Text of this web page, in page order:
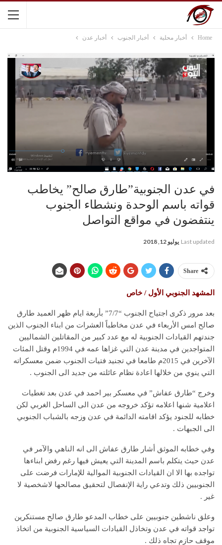
Home أخبار محلية أخبار الجنوب أخبار عدن
في عدن الجنوبية”طارق صالح” يخاطب
قواته باسم الوحدة ونشطاء الجنوب
ينتفضون في مواقع التواصل
Last updated يوليو 12, 2018
Share
المشهد الجنوبي الأول / خاص
بعد مرور ذكرى اجتياح الجنوب “7/7” بأربعة ايام ظهر العميد طارق
صالح امس الأربعاء في عدن مخاطباً العشرات من ابناء الجنوب الذين
جندتهم القيادات الجنوبية له مع عدد كبير من المقاتلين الشماليين
المتواجدين في مدينة عدن التي غزاها عمه في 1994م وقتل المئات
الآخرين في 2015م طامعا في تجنيد فتيات الجنوب ضمن معسكراته
التي ينوي من خلالها اعادة نظام عائلته من جديد الى الجنوب .
وخرج “طارق عفاش” في معسكر بير احمد في عدن بعد تغطيات
اعلامية شنها اعلامه تؤكد خروجه من عدن الى الساحل الغربي لكن
خطابه للجنود يؤكد اقامته الدائمة في عدن وزجه بالشباب الجنوبي
الى الجبهات .
وفي خطابه الموثق أشار طارق عفاش الى انه الناهي والآمر في
عدن حيث يتكلم باسم المدينة التي يعيش فيها رغم رفض ابناءها
تواجده بها الا ان القيادات الجنوبية الموالية للإمارات فرضت على
الجنوبيين ذلك وتدعي راية الإنفصال لتحقيق مصالحها لاشخصية لا
غير .
وعلق ناشطين جنوبيين على خطاب المدعو طارق صالح مستنكرين
تواجد قواته في عدن وتخاذل القيادات السياسية الجنوبية من اتخاذ
موقف حازم تجاه ذلك .